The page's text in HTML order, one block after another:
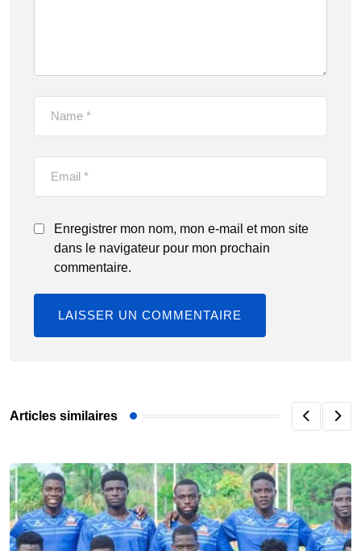
Enregistrer mon nom, mon e-mail et mon site
dans le navigateur pour mon prochain
commentaire.
Articles similaires